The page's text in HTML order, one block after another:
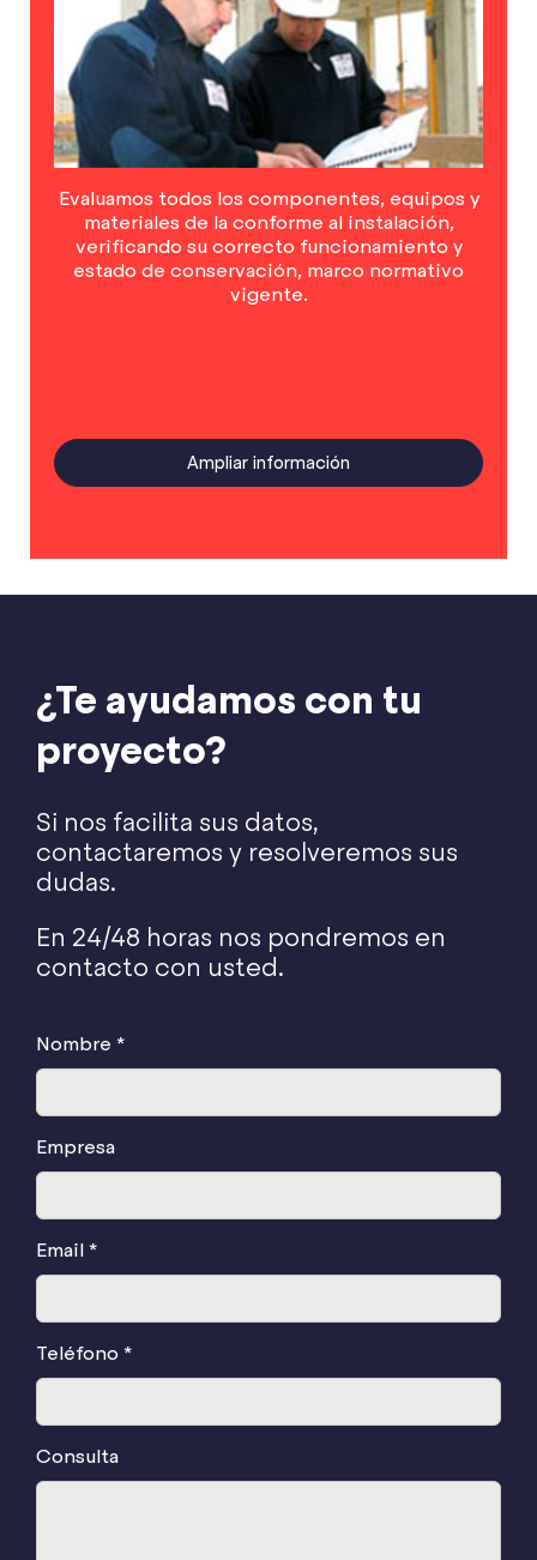
Evaluamos todos los componentes, equipos y
materiales de la conforme al instalación,
verificando su correcto funcionamiento y
estado de conservación, marco normativo
vigente.
Ampliar información
¿Te ayudamos con tu
proyecto?
Si nos facilita sus datos,
contactaremos y resolveremos sus
dudas.
En 24/48 horas nos pondremos en
contacto con usted.
Nombre *
Empresa
Email *
Teléfono *
Consulta